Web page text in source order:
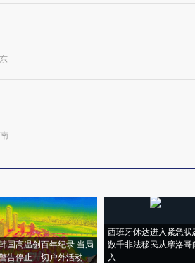
国高温创百年纪录 当局
告停止一切户外活动
西班牙休达进入紧急状
数千非法移民从摩洛哥
入